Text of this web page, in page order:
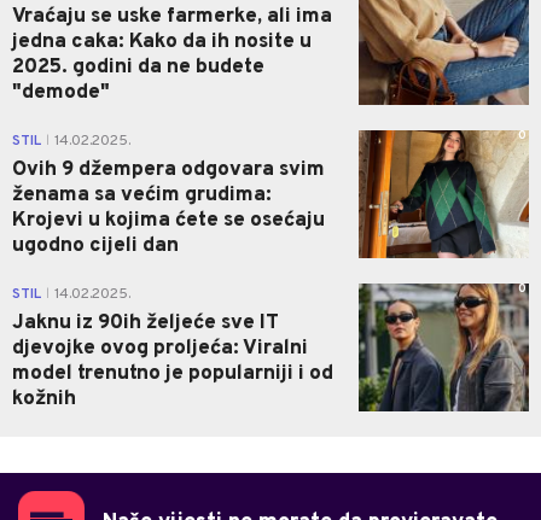
Vraćaju se uske farmerke, ali ima
jedna caka: Kako da ih nosite u
2025. godini da ne budete
"demode"
STIL 14.02.2025.
Ovih 9 džempera odgovara svim
ženama sa većim grudima:
Krojevi u kojima ćete se osećaju
ugodno cijeli dan
0
STIL 14.02.2025.
Jaknu iz 90ih željeće sve IT
djevojke ovog proljeća: Viralni
model trenutno je popularniji i od
kožnih
0